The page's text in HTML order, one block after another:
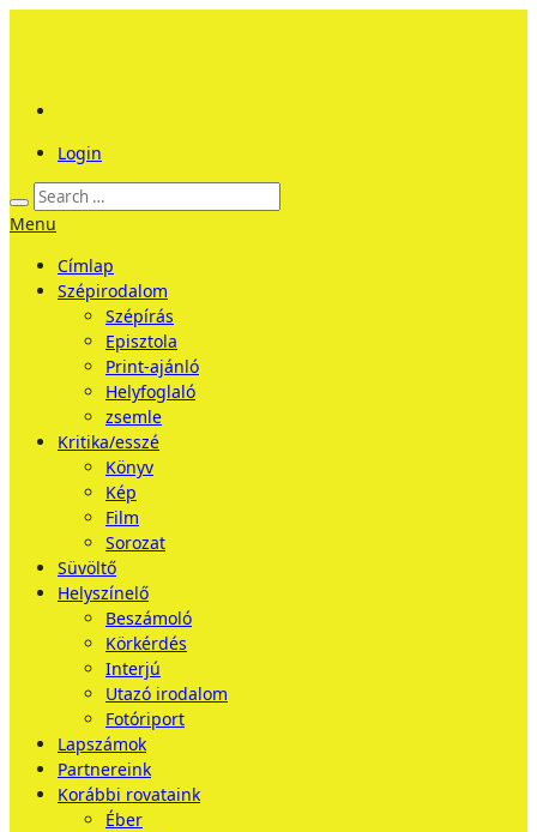
Login
Menu
Címlap
Szépirodalom
Szépírás
Episztola
Print-ajánló
Helyfoglaló
zsemle
Kritika/esszé
Könyv
Kép
Film
Sorozat
Süvöltő
Helyszínelő
Beszámoló
Körkérdés
Interjú
Utazó irodalom
Fotóriport
Lapszámok
Partnereink
Korábbi rovataink
Éber